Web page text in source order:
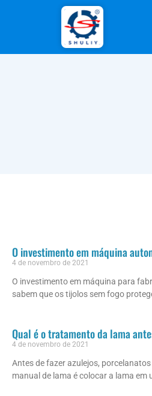
O investimento em máquina
4 de novembro de 2021
O investimento em máquina para
sabem que os tijolos sem fogo
Qual é o tratamento da lama
4 de novembro de 2021
Antes de fazer azulejos,
manual de lama é colocar a lama em